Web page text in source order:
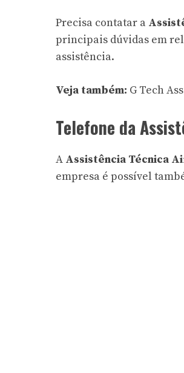
Precisa contatar a
principais dúvidas em
assistência.
Veja também: G Tech
Telefone da
A Assistência Técnica
empresa é possível